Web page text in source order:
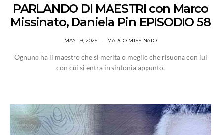
PARLANDO DI MAESTRI con Marco
Missinato, Daniela Pin EPISODIO 58
MAY 19, 2025 MARCO MISSINATO
Ognuno ha il maestro che si merita o meglio che risuona con lui
con cui si entra in sintonia appunto.